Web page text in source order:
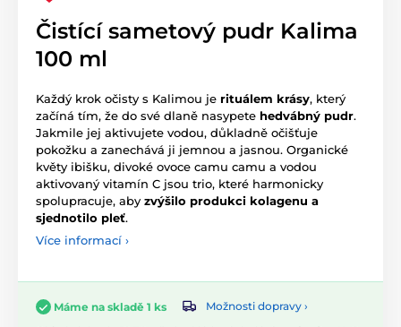
Čistící sametový pudr Kalima
100 ml
Každý krok očisty s Kalimou je rituálem krásy, který
začíná tím, že do své dlaně nasypete hedvábný pudr.
Jakmile jej aktivujete vodou, důkladně očišťuje
pokožku a zanechává ji jemnou a jasnou. Organické
květy ibišku, divoké ovoce camu camu a vodou
aktivovaný vitamín C jsou trio, které harmonicky
spolupracuje, aby zvýšilo produkci kolagenu a
sjednotilo pleť.
Více informací ›
Máme na skladě 1 ks
Možnosti dopravy ›